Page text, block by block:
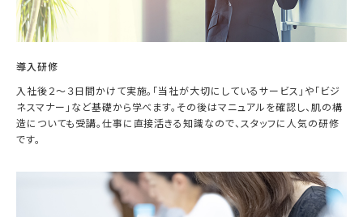
導入研修
入社後２～３日間かけて実施。「当社が大切にしているサービス」や「ビジ
ネスマナー」など基礎から学べます。その後はマニュアルを確認し、肌の構
造についても受講。仕事に直接活きる知識なので、スタッフに人気の研修
です。